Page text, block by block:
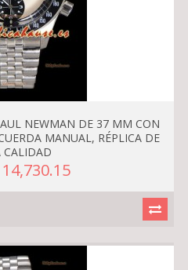
NEWMAN DE 37 MM CON
MANUAL, RÉPLICA DE
CALIDAD